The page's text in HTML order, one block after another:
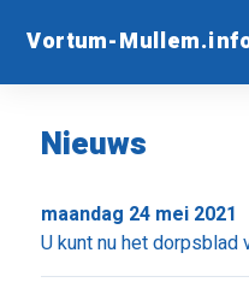
Vortum-
Nieuws
U kunt nu het dorpsblad
maandag 24 mei 2021